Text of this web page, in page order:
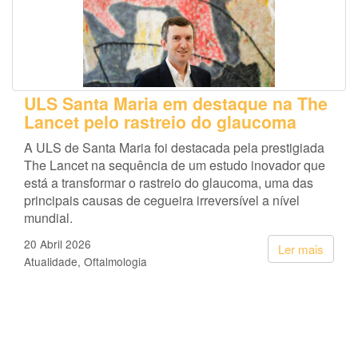
ULS Santa Maria em destaque na The
Lancet pelo rastreio do glaucoma
A ULS de Santa Maria foi destacada pela prestigiada
The Lancet na sequência de um estudo inovador que
está a transformar o rastreio do glaucoma, uma das
principais causas de cegueira irreversível a nível
mundial.
Ler mais
20 Abril 2026
Atualidade Oftalmologia